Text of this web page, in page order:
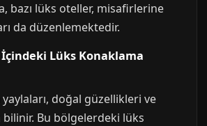
bazı lüks oteller, misafirlerine
da düzenlemektedir.
İçindeki Lüks Konaklama
doğal güzellikleri ve
bilinir. Bu bölgelerdeki lüks